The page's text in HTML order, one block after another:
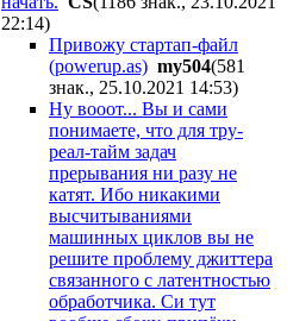
22:14)
Привожу стартап-файл
(powerup.as) my504(581
знак., 25.10.2021 14:53)
Ну вооот... Вы и сами
понимаете, что для тру-
реал-тайм задач
прерывания ни разу не
катят. Ибо никакими
высчитываниями
машинных циклов вы не
решите проблему джиттера
связанного с латентностью
обработчика. Си тут